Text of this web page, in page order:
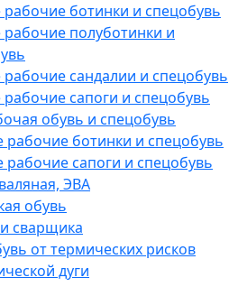
рабочие ботинки и спецобувь
рабочие полуботинки и
сандалии и спецобувь
сапоги и спецобувь
обувь и спецобувь
рабочие ботинки и спецобувь
рабочие сапоги и спецобувь
ЭВА
обувь
сварщика
от термических рисков
дуги